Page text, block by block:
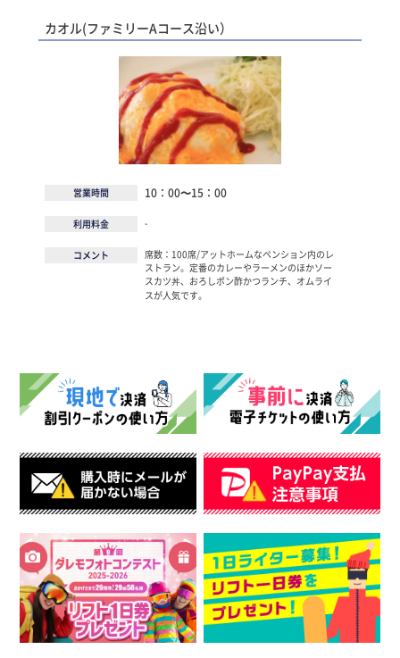
カオル(ファミリーAコース沿い）
営業時間 10：00〜15：00
利用料金 -
コメント
席数：100席/アットホームなペンション内のレ
ストラン。定番のカレーやラーメンのほかソー
スカツ丼、おろしポン酢かつランチ、オムライ
スが人気です。